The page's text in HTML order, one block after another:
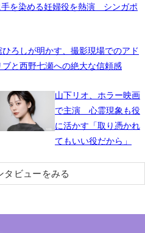
を染める妊婦役を熱演 シンガポ
ひろしが明かす、撮影現場でのアド
ブと西野七瀬への絶大な信頼感
山下リオ、ホラー映画
で主演 心霊現象も役
に活かす「取り憑かれ
てもいい役だから」
タビューをみる